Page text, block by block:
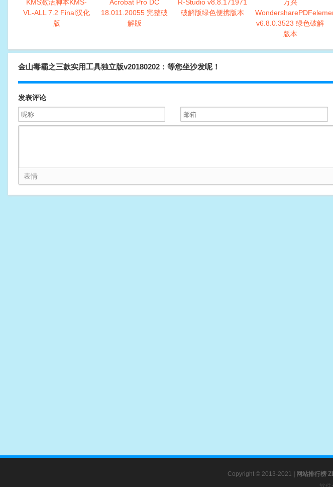
KMS激活脚本KMS-
VL-ALL 7.2 Final汉化
版
Acrobat Pro DC
18.011.20055 完整破
解版
R-Studio v8.8.171971
破解版绿色便携版本
万兴
v6.8.0.3523 绿色破解
版本
金山毒霸之三款实用工具独立版v20180202：等您坐沙发呢！
发表评论
表情
Copyright © 2013-2021 网站排行榜